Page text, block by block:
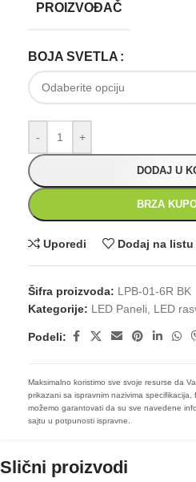
PROIZVOĐAČ
BOJA SVETLA
- +
DODAJ U
BRZA
Uporedi Dodaj na listu
Šifra proizvoda: LPB-01-6R BK
Kategorije: LED Paneli LED
Podeli:
Maksimalno koristimo sve svoje resurse da
prikazani sa ispravnim nazivima
možemo garantovati da su sve navedene
sajtu u potpunosti ispravne.
Slični proizvodi